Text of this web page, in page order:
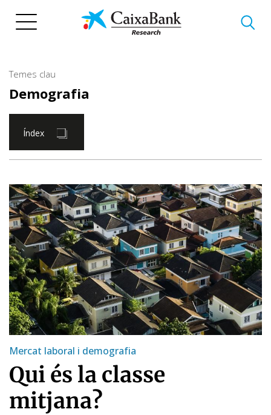
Temes clau
Demografia
Índex
Mercat laboral i demografia
Qui és la classe
mitjana?